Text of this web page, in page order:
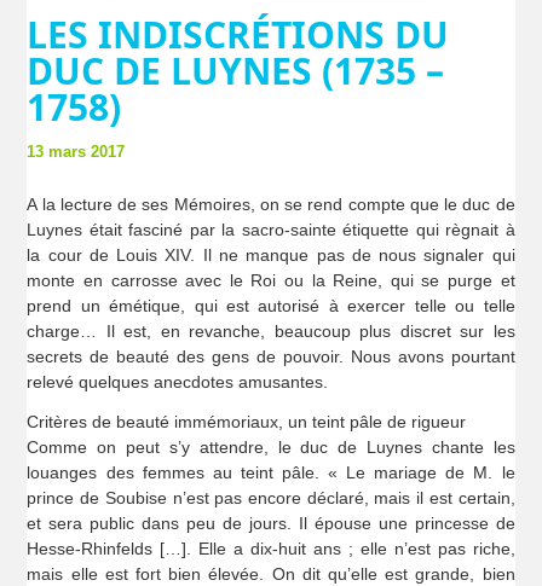
LES INDISCRÉTIONS DU
DUC DE LUYNES (1735 –
1758)
13 mars 2017
A la lecture de ses Mémoires, on se rend compte que le duc de
Luynes était fasciné par la sacro-sainte étiquette qui règnait à
la cour de Louis XIV. Il ne manque pas de nous signaler qui
monte en carrosse avec le Roi ou la Reine, qui se purge et
prend un émétique, qui est autorisé à exercer telle ou telle
charge… Il est, en revanche, beaucoup plus discret sur les
secrets de beauté des gens de pouvoir. Nous avons pourtant
relevé quelques anecdotes amusantes.
Critères de beauté immémoriaux, un teint pâle de rigueur
Comme on peut s’y attendre, le duc de Luynes chante les
louanges des femmes au teint pâle. « Le mariage de M. le
prince de Soubise n’est pas encore déclaré, mais il est certain,
et sera public dans peu de jours. Il épouse une princesse de
Hesse-Rhinfelds […]. Elle a dix-huit ans ; elle n’est pas riche,
mais elle est fort bien élevée. On dit qu’elle est grande, bien